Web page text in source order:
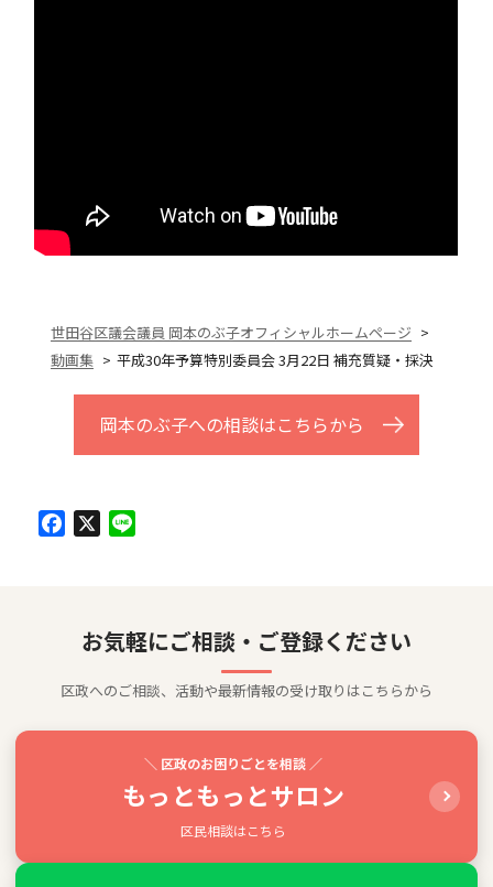
世田谷区議会議員 岡本のぶ子オフィシャルホームページ
動画集
平成30年予算特別委員会 3月22日 補充質疑・採決
岡本のぶ子への相談はこちらから
Facebook
お気軽にご相談・ご登録ください
区政へのご相談、活動や最新情報の受け取りはこちらから
＼ 区政のお困りごとを相談 ／
もっともっとサロン
区民相談はこちら